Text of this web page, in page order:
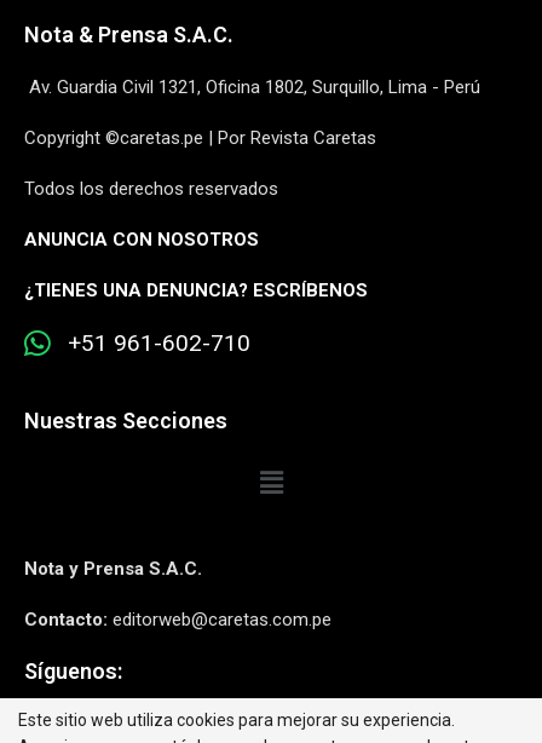
Nota & Prensa S.A.C.
Av. Guardia Civil 1321, Oficina 1802, Surquillo, Lima - Perú
Copyright ©caretas.pe | Por Revista Caretas
Todos los derechos reservados
ANUNCIA CON NOSOTROS
¿TIENES UNA DENUNCIA? ESCRÍBENOS
+51 961-602-710
Nuestras Secciones
Nota y Prensa S.A.C.
Contacto: editorweb@caretas.com.pe
Síguenos:
Este sitio web utiliza cookies para mejorar su experiencia.